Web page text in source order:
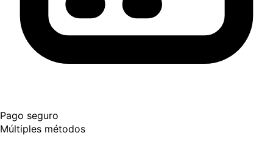
Pago seguro
Múltiples métodos